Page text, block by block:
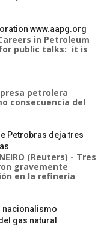
www.aapg.org
in Petroleum
public talks: it is
petrolera
consecuencia del
Petrobras deja tres
(Reuters) - Tres
gravemente
en la refinería
nacionalismo
gas natural